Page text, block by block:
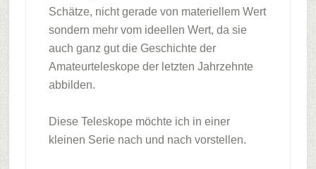
Schätze, nicht gerade von materiellem Wert
sondern mehr vom ideellen Wert, da sie
auch ganz gut die Geschichte der
Amateurteleskope der letzten Jahrzehnte
abbilden.
Diese Teleskope möchte ich in einer
kleinen Serie nach und nach vorstellen.